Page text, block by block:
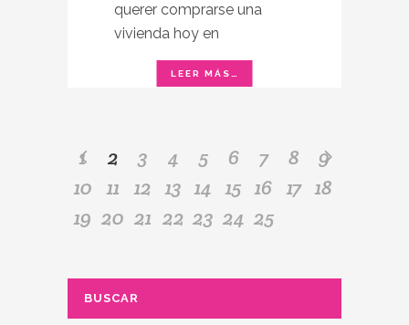
querer comprarse una
vivienda hoy en
1 2 3 4 5 6 7 8
9
10
11 12 13 14 15 16 17 18
19 20 21 22 23 24 25
BUSCAR